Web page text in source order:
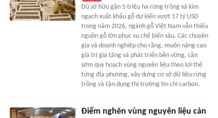
Dù sở hữu gần 5 triệu ha rừng trồng và kim
ngạch xuất khẩu gỗ dự kiến vượt 17 tỷ USD
trong năm 2026, ngành gỗ Việt Nam vẫn thiếu
nguồn gỗ lớn phục vụ chế biến sâu. Các chuyên
gia và doanh nghiệp cho rằng, muốn nâng cao
giá trị gia tăng và phát triển bền vững, cần
sớm quy hoạch vùng nguyên liệu theo lợi thế
từng địa phương, xây dựng cơ sở dữ liệu rừng
trồng và tận dụng thị trường tín chỉ carbon.
Điểm nghẽn vùng nguyên liệu cản